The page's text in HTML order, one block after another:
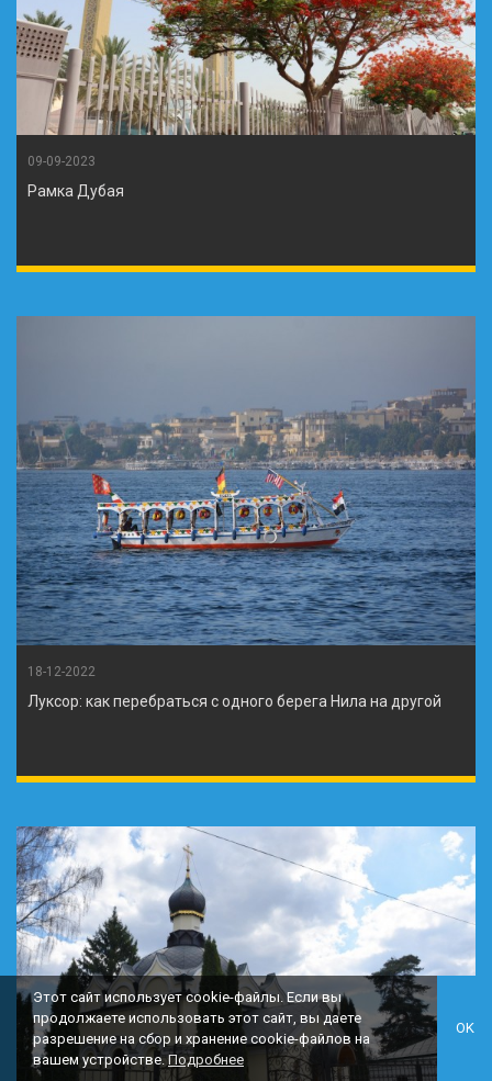
09-09-2023
Рамка Дубая
18-12-2022
Луксор: как перебраться с одного берега Нила на другой
Этот сайт использует cookie-файлы. Если вы
продолжаете использовать этот сайт, вы даете
разрешение на сбор и хранение cookie-файлов на
вашем устройстве. Подробнее
OK